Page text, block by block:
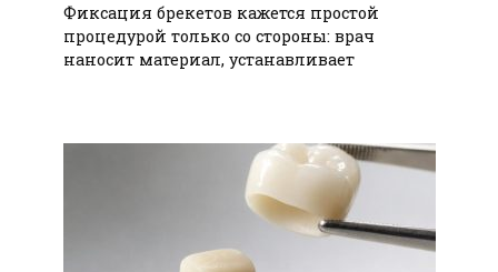
Фиксация брекетов кажется простой
процедурой только со стороны: врач
наносит материал, устанавливает